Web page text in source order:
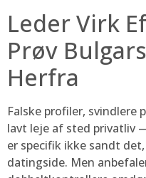
Leder Virk
Prøv
Herfra
Falske profiler, svindlere
lavt leje af sted privatliv
er specifik ikke sandt
datingside. Men